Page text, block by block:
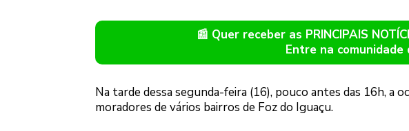
📰 Quer receber as PRINCIPAIS
Entre na comunidade
Na tarde dessa segunda-feira (16), pouco antes das 16h, a
moradores de vários bairros de Foz do Iguaçu.